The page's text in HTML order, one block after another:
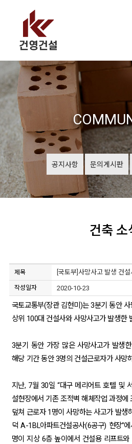
공지사항 문의게시판
건축 소
제목 [국토부]사망사고 발생 건
작성일자 2020-10-23
국토교통부(장관 김현미)는 3분기 동안
상위 100대 건설사와 사망사고가 발생한
3분기 동안 가장 많은 사망사고가 발생
해당 기간 동안 3명의 건설근로자가 사망
지난, 7월 30일 “대구 메리어트 호텔 및
설현장에서 기존 조적벽 해체작업 과정에
덮쳐 근로자 1명이 사망하는 사고가 발생
덕 A-1BL아파트건설공사(6공구) 현장”
명이 지상 6층 높이에서 건설용 리프트